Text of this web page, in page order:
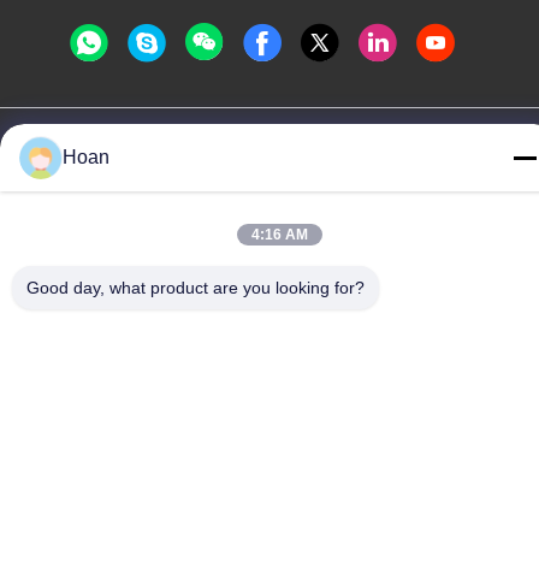
Chine Bonne qualité Amortisseur de vibration de câble métallique
Le fournisseur. 2024-2026 Xi'an Hoan Microwave Co., Ltd. . Tous
droits réservés.
Hoan
4:16 AM
Good day, what product are you looking for?